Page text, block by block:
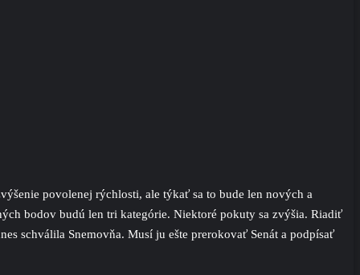
povolenej rýchlosti, ale týkať sa to bude len nových a
bodov budú len tri kategórie. Niektoré pokuty sa zvýšia. Riadiť
schválila Snemovňa. Musí ju ešte prerokovať Senát a podpísať